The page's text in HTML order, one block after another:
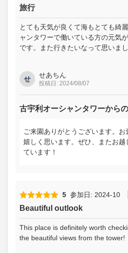
旅行
とても天気が良くて海もとても綺
ャンタワーで働いている方の元気
です。また行きたいなって思いま
せ せあちん
投稿日: 2024/08/07
古宇利オーシャンタワーから
ご来園ありがとうございます。お
嬉しく思います。ぜひ、またお越
ています！
5 参加日: 2024-10
Beautiful outlook
This place is definitely worth
the beautiful views from the tower!